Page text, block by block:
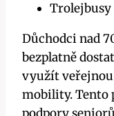
Trolejbusy
Důchodci nad
bezplatně
využít veřejnou
mobility. Tento